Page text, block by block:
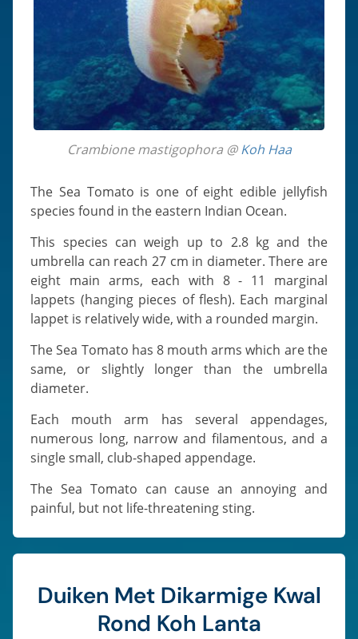
Crambione mastigophora @Koh Haa
The Sea Tomato is one of eight edible jellyfish
species found in the eastern Indian Ocean.
This species can weigh up to 2.8 kg and the
umbrella can reach 27 cm in diameter. There are
eight main arms, each with 8 - 11 marginal
lappets (hanging pieces of flesh). Each marginal
lappet is relatively wide, with a rounded margin.
The Sea Tomato has 8 mouth arms which are the
same, or slightly longer than the umbrella
diameter.
Each mouth arm has several appendages,
numerous long, narrow and filamentous, and a
single small, club-shaped appendage.
The Sea Tomato can cause an annoying and
painful, but not life-threatening sting.
Duiken Met Dikarmige Kwal
Rond Koh Lanta